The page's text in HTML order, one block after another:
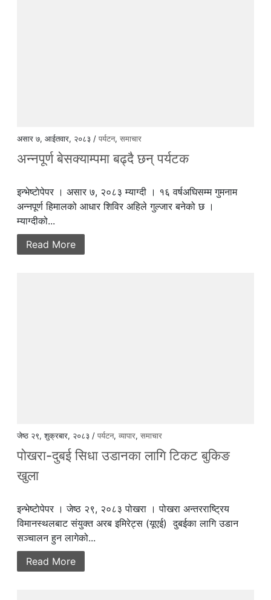
असार ७, आईतवार, २०८३ /पर्यटन,समाचार
अन्नपूर्ण बेसक्याम्पमा बढ्दै छन् पर्यटक
इन्भेष्टाेपेपर । असार ७, २०८३ म्याग्दी । १६ वर्षअघिसम्म गुमनाम
अन्नपूर्ण हिमालको आधार शिविर अहिले गुल्जार बनेको छ ।
म्याग्दीको...
Read More
जेष्ठ २९, शुक्रबार, २०८३ /पर्यटन,व्यापार,समाचार
पोखरा-दुबई सिधा उडानका लागि टिकट बुकिङ
खुला
इन्भेष्टाेपेपर । जेष्ठ २९, २०८३ पोखरा । पोखरा अन्तरराष्ट्रिय
विमानस्थलबाट संयुक्त अरब इमिरेट्स (यूएई) दुबईका लागि उडान
सञ्चालन हुन लागेको...
Read More